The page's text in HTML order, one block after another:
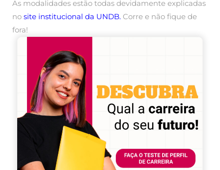
As modalidades estão todas devidamente explicadas
no site institucional da UNDB. Corre e não fique de
fora!